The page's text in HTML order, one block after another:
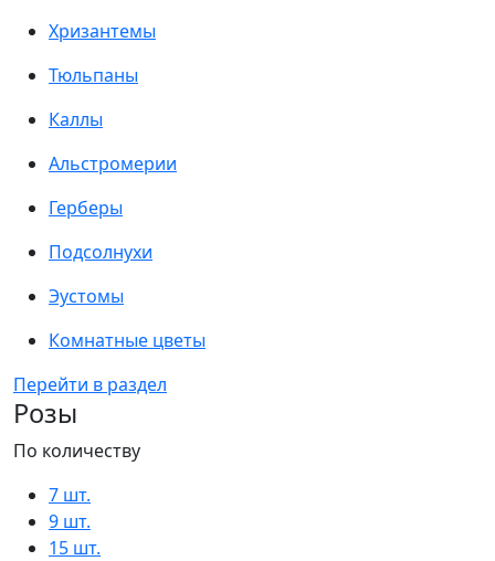
Хризантемы
Тюльпаны
Каллы
Альстромерии
Герберы
Подсолнухи
Эустомы
Комнатные цветы
Перейти в раздел
Розы
По количеству
7 шт.
9 шт.
15 шт.